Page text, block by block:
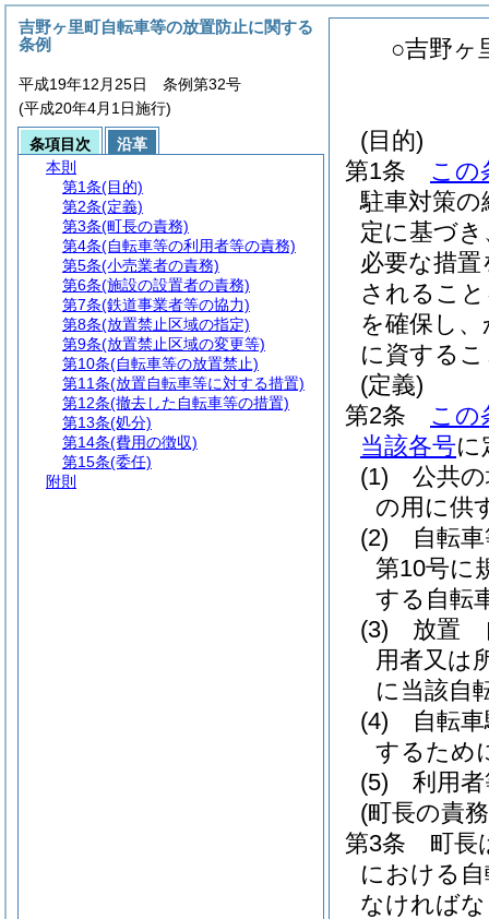
○吉野ヶ
(目的)
第1条
この
駐車対策
定に基づ
必要な措
されるこ
を確保し
に資する
(定義)
第2条
この
当該各号に
(1)
公共
の用に供
(2)
自転
第10号に
する自転
(3)
放置
用者又は
に当該自
(4)
自転
するため
(5)
利用
(町長の責
第3条
町長
における
なければ
吉野ヶ里町自転車等の放置防止に関する
条例
平成19年12月25日 条例第32号
(平成20年4月1日施行)
条項目次
沿革
本則
第1条(目的)
第2条(定義)
第3条(町長の責務)
第4条(自転車等の利用者等の責務)
第5条(小売業者の責務)
第6条(施設の設置者の責務)
第7条(鉄道事業者等の協力)
第8条(放置禁止区域の指定)
第9条(放置禁止区域の変更等)
第10条(自転車等の放置禁止)
第11条(放置自転車等に対する措置)
第12条(撤去した自転車等の措置)
第13条(処分)
第14条(費用の徴収)
第15条(委任)
附則